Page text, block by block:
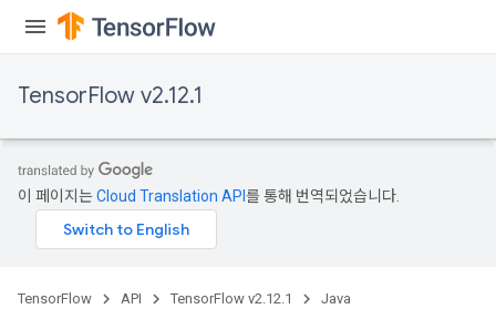
TensorFlow v2.12.1
이 페이지는Cloud Translation API 를 통해 번역되었습니다.
TensorFlow API TensorFlow v2.12.1 Java